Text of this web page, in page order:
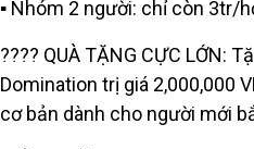
▪️ Nhóm 2 người: chỉ còn 3tr/
???? QUÀ TẶNG CỰC LỚN:
Domination trị giá 2,000,000
cơ bản dành cho người mới